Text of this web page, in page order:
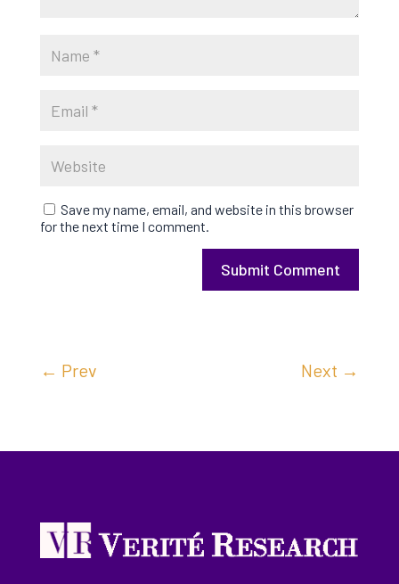
Save my name, email, and website in this browser
for the next time I comment.
Submit Comment
← Prev Next →